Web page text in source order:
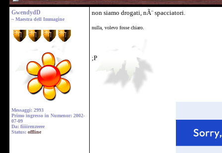
GwendydD
~ Maestra dell Immagine
Messaggi: 2993
Primo ingresso in Numenor: 2002-
07-09
Da: fiiiirenzeeee
Status: offline
non siamo drogati, nÃ¨ spacciatori.
nulla, volevo fosse chiaro.
;P